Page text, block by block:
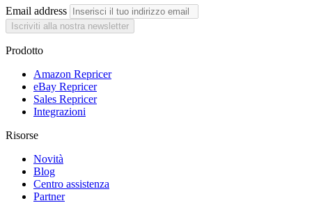
Email address
Iscriviti alla nostra newsletter
Prodotto
Amazon Repricer
eBay Repricer
Sales Repricer
Integrazioni
Risorse
Novità
Blog
Centro assistenza
Partner